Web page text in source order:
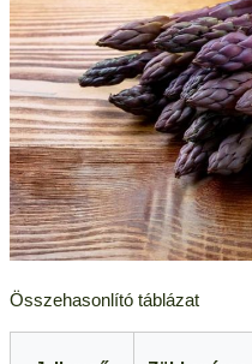
Összehasonlító táblázat